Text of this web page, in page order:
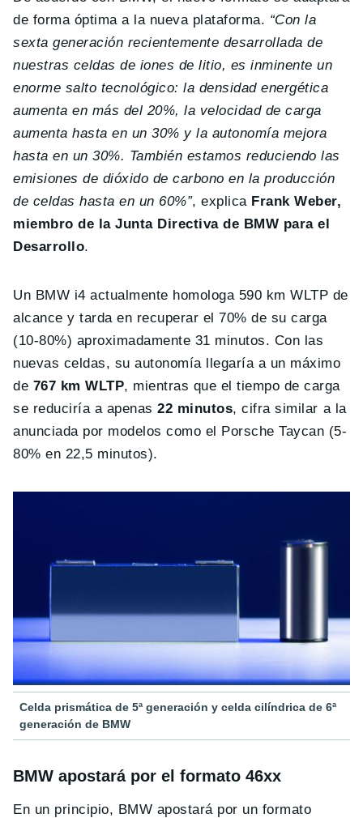
de forma óptima a la nueva plataforma. “Con la
sexta generación recientemente desarrollada de
nuestras celdas de iones de litio, es inminente un
enorme salto tecnológico: la densidad energética
aumenta en más del 20%, la velocidad de carga
aumenta hasta en un 30% y la autonomía mejora
hasta en un 30%. También estamos reduciendo las
emisiones de dióxido de carbono en la producción
de celdas hasta en un 60%”, explica Frank Weber,
miembro de la Junta Directiva de BMW para el
Desarrollo.
Un BMW i4 actualmente homologa 590 km WLTP de
alcance y tarda en recuperar el 70% de su carga
(10-80%) aproximadamente 31 minutos. Con las
nuevas celdas, su autonomía llegaría a un máximo
de 767 km WLTP, mientras que el tiempo de carga
se reduciría a apenas22 minutos, cifra similar a la
anunciada por modelos como el Porsche Taycan (5-
80% en 22,5 minutos).
Celda prismática de 5ª generación y celda cilíndrica de 6ª
generación de BMW
BMW apostará por el formato 46xx
En un principio, BMW apostará por un formato